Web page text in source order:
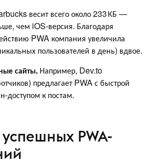
весит всего около 233 КБ —
чем iOS‑версия. Благодаря
PWA компания увеличила
пользователей в день) вдвое.
сайты. Например, Dev.to
предлагает PWA с быстрой
доступом к постам.
PWA-